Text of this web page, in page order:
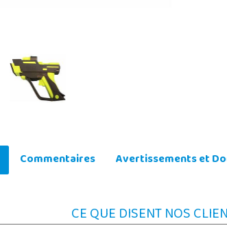
Commentaires Avertissements et
CE QUE DISENT NOS